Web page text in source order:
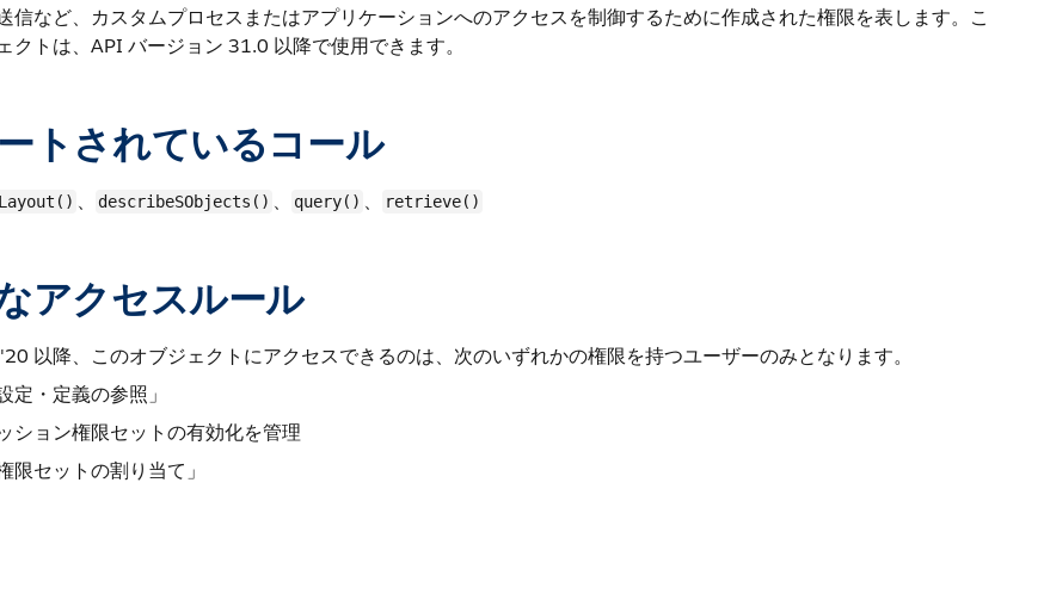
信など、カスタムプロセスまたはアプリケーションへのアクセスを制御するために作成された権限を表します。 こ
クトは、API バージョン 31.0 以降で使用できます。
トされているコール
、 describeSObjects() 、 query() 、 retrieve()
アクセスルール
以降、このオブジェクトにアクセスできるのは、次のいずれかの権限を持つユーザーのみとなります。
定・定義の参照」
ション権限セットの有効化を管理
限セットの割り当て」